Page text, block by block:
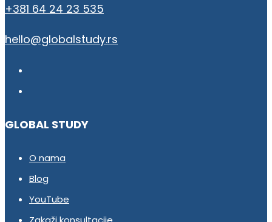
+381 64 24 23 535
hello@globalstudy.rs
GLOBAL STUDY
O nama
Blog
YouTube